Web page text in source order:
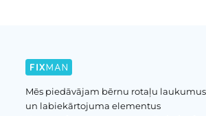
Mēs piedāvājam bērnu rotaļu
un labiekārtojuma elementus